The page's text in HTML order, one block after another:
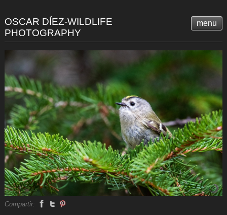
menu
OSCAR DÍEZ-WILDLIFE
PHOTOGRAPHY
Compartir: